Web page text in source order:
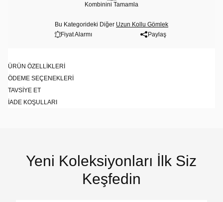
Kombinini Tamamla
Bu Kategorideki Diğer Uzun Kollu Gömlek
Fiyat Alarmı
Paylaş
ÜRÜN ÖZELLIKLERI
ÖDEME SEÇENEKLERI
TAVSIYE ET
İADE KOŞULLARI
Yeni Koleksiyonları İlk Siz
Keşfedin